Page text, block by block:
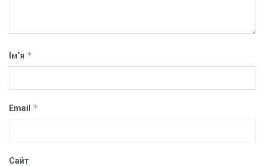
Ім’я *
Email *
Сайт